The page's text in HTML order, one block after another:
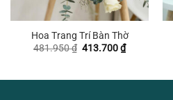
Hoa Trang Trí Bàn Thờ
481.950₫ Giá
413.700₫Giá
hiện
413.700 ₫.